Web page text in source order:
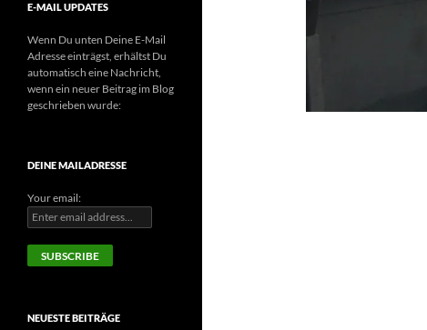
E-MAIL UPDATES
Wenn Du unten Deine E-Mail
Adresse einträgst, erhältst Du
automatisch eine Nachricht,
wenn ein neuer Beitrag im Blog
geschrieben wurde:
DEINE MAILADRESSE
Your email:
NEUESTE BEITRÄGE